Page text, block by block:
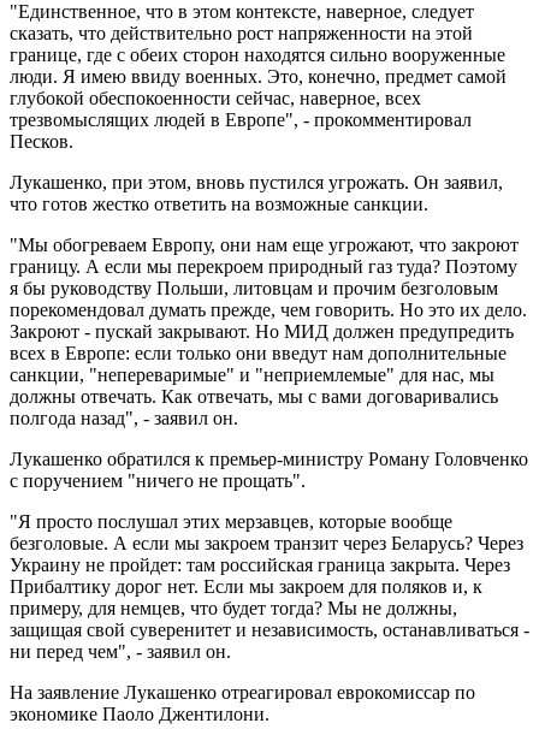
"Единственное, что в этом контексте, наверное, следует
сказать, что действительно рост напряженности на этой
границе, где с обеих сторон находятся сильно вооруженные
люди. Я имею ввиду военных. Это, конечно, предмет самой
глубокой обеспокоенности сейчас, наверное, всех
трезвомыслящих людей в Европе", - прокомментировал
Песков.
Лукашенко, при этом, вновь пустился угрожать. Он заявил,
что готов жестко ответить на возможные санкции.
"Мы обогреваем Европу, они нам еще угрожают, что закроют
границу. А если мы перекроем природный газ туда? Поэтому
я бы руководству Польши, литовцам и прочим безголовым
порекомендовал думать прежде, чем говорить. Но это их дело.
Закроют - пускай закрывают. Но МИД должен предупредить
всех в Европе: если только они введут нам дополнительные
санкции, "непереваримые" и "неприемлемые" для нас, мы
должны отвечать. Как отвечать, мы с вами договаривались
полгода назад", - заявил он.
Лукашенко обратился к премьер-министру Роману Головченко
с поручением "ничего не прощать".
"Я просто послушал этих мерзавцев, которые вообще
безголовые. А если мы закроем транзит через Беларусь? Через
Украину не пройдет: там российская граница закрыта. Через
Прибалтику дорог нет. Если мы закроем для поляков и, к
примеру, для немцев, что будет тогда? Мы не должны,
защищая свой суверенитет и независимость, останавливаться -
ни перед чем", - заявил он.
На заявление Лукашенко отреагировал еврокомиссар по
экономике Паоло Джентилони.